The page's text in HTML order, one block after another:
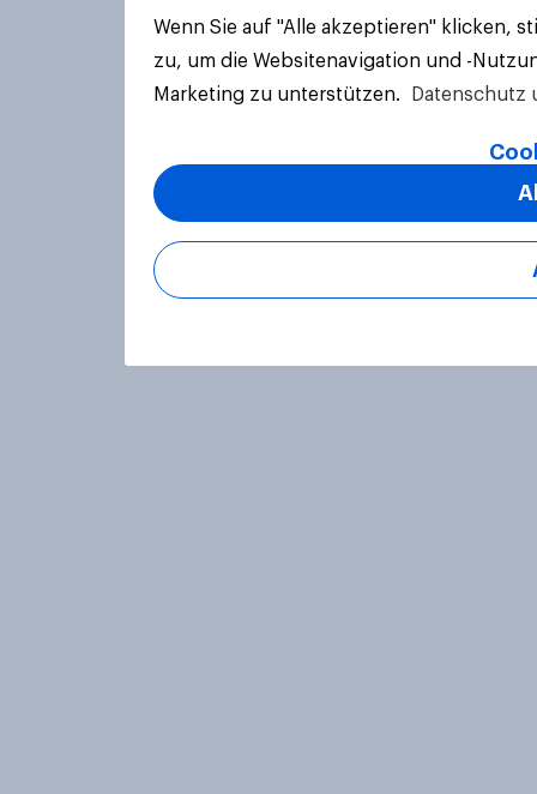
Wenn Sie auf "Alle akzeptieren" klicken,
zu, um die Websitenavigation und -
Marketing zu unterstützen.
Datenschutz